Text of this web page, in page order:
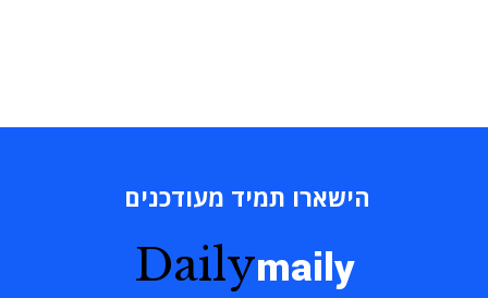
הישארו תמיד מעודכנים
Dailymaily